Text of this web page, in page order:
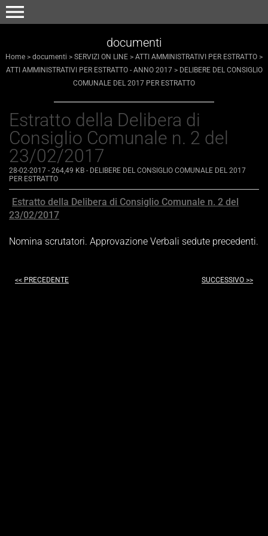
menu
documenti
Home > documenti > SERVIZI ON LINE > ATTI AMMINISTRATIVI PER ESTRATTO >
ATTI AMMINISTRATIVI PER ESTRATTO - ANNO 2017> DELIBERE DEL CONSIGLIO
COMUNALE DEL 2017 PER ESTRATTO
Estratto della Delibera di
Consiglio Comunale n. 2 del
23/02/2017
28-02-2017 - 264,49 KB - DELIBERE DEL CONSIGLIO COMUNALE DEL 2017
PER ESTRATTO
Estratto della Delibera di Consiglio Comunale n. 2 del
23/02/2017
Nomina scrutatori. Approvazione Verbali sedute precedenti.
<< PRECEDENTE SUCCESSIVO >>